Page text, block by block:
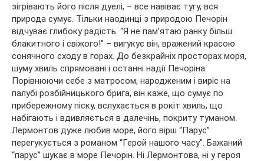
зігрівають його після дуелі, – все навіває тугу, вся
природа сумує. Тільки наодинці з природою Печорін
відчуває глибоку радість. “Я не пам’ятаю ранку більш
блакитного і свіжого!” – вигукує він, вражений красою
сонячного сходу в горах. До безкрайніх просторах моря,
шуму хвиль спрямовані і останні надії Печоріна.
Порівнюючи себе з матросом, народженим і виріс на
палубі розбійницького брига, він каже, що сумує по
прибережному піску, вслухається в рокіт хвиль, що
набігають і вдивляється в далечінь, покриту туманом.
Лермонтов дуже любив море, його вірш “Парус”
перегукується з романом “Герой нашого часу”. Бажаний
“парус” шукає в море Печорін. Ні Лермонтова, ні у героя